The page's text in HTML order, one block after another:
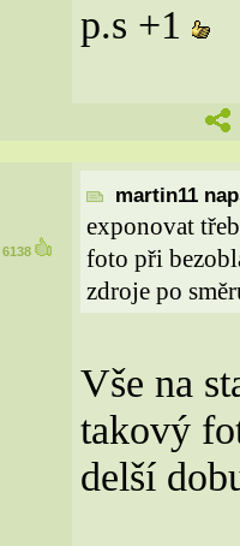
p.s +1
6138
martin11
exponovat
foto při
zdroje po
Vše na
takový
delší